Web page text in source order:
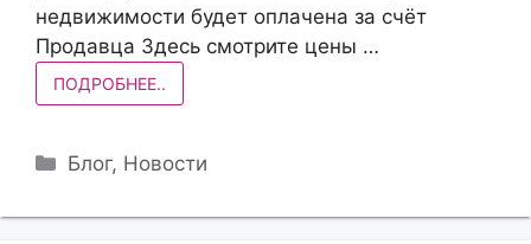
недвижимости будет оплачена за счёт
Продавца Здесь смотрите цены …
ПОДРОБНЕЕ..
Рубрики
Блог, Новости